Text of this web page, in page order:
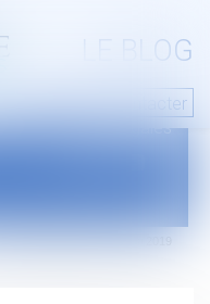
LE BLOG
Nous contacter
Mentions légales